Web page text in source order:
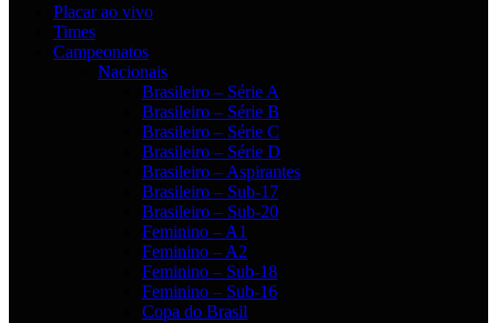
Placar ao vivo
Times
Campeonatos
Nacionais
Brasileiro – Série A
Brasileiro – Série B
Brasileiro – Série C
Brasileiro – Série D
Brasileiro – Aspirantes
Brasileiro – Sub-17
Brasileiro – Sub-20
Feminino – A1
Feminino – A2
Feminino – Sub-18
Feminino – Sub-16
Copa do Brasil